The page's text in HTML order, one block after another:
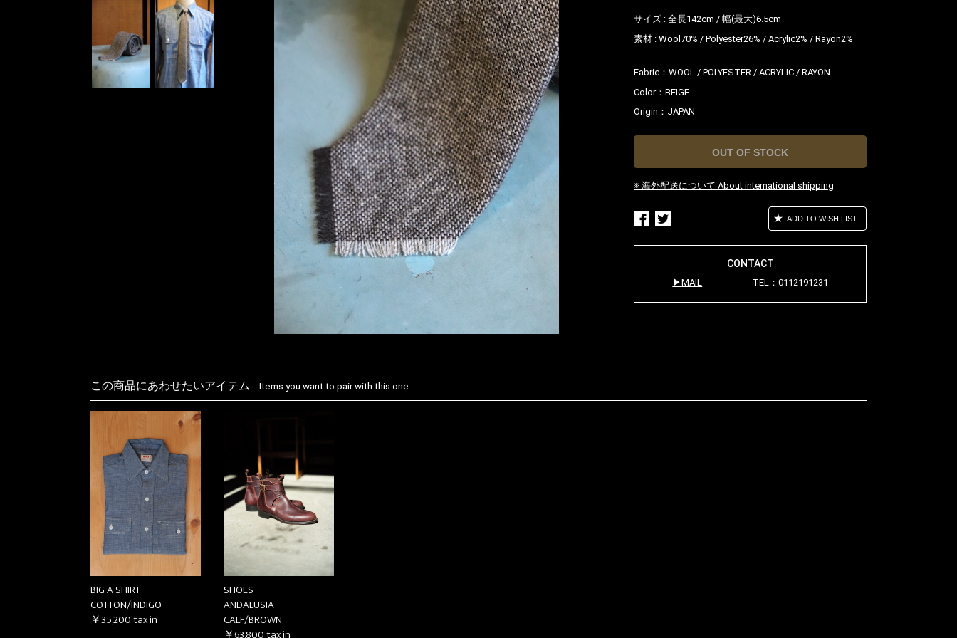
サイズ : 全長142cm / 幅(最大)6.5cm
素材 : Wool70% / Polyester26% / Acrylic2% / Rayon2%
Fabric： WOOL / POLYESTER / ACRYLIC / RAYON
Color： BEIGE
Origin： JAPAN
OUT OF STOCK
※ 海外配送について About international shipping
ADD TO WISH LIST
CONTACT
MAIL TEL：0112191231
この商品にあわせたいアイテム Items you want to pair with this one
BIG A SHIRT
COTTON/INDIGO
￥35,200tax in
SHOES
ANDALUSIA
CALF/BROWN